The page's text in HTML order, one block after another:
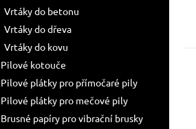
Vrtáky do betonu
Vrtáky do dřeva
Vrtáky do kovu
Pilové kotouče
Pilové plátky pro přímočaré pily
Pilové plátky pro mečové pily
Brusné papíry pro vibrační brusky